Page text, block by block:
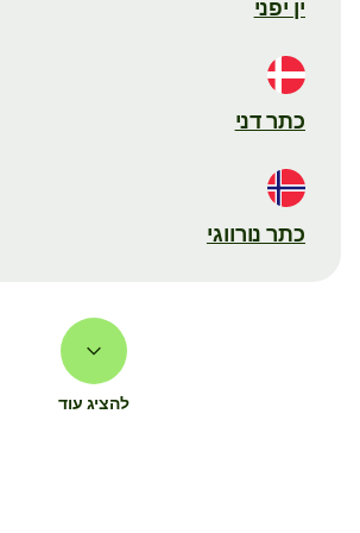
ין יפני
כתר דני
כתר נורווגי
להציג עוד